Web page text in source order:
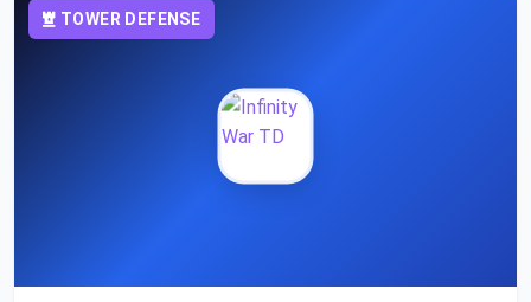
TOWER DEFENSE